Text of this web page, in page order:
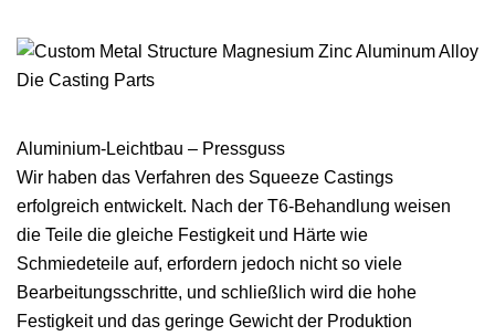
Aluminium-Leichtbau – Pressguss
Wir haben das Verfahren des Squeeze Castings
erfolgreich entwickelt. Nach der T6-Behandlung weisen
die Teile die gleiche Festigkeit und Härte wie
Schmiedeteile auf, erfordern jedoch nicht so viele
Bearbeitungsschritte, und schließlich wird die hohe
Festigkeit und das geringe Gewicht der Produktion